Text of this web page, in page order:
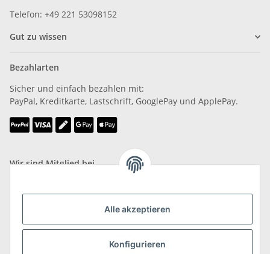
Alle akzeptieren
Konfigurieren
Telefon: +49 221 53098152
Gut zu wissen
Bezahlarten
Sicher und einfach bezahlen mit:
PayPal, Kreditkarte, Lastschrift, GooglePay und ApplePay.
Wir sind Mitglied bei